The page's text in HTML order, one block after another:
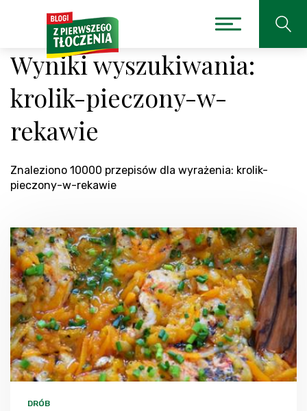
Wyniki wyszukiwania:
krolik-pieczony-w-
rekawie
Znaleziono 10000 przepisów dla wyrażenia: krolik-
pieczony-w-rekawie
DRÓB